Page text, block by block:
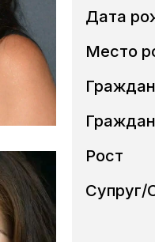
Дата
Место
Рост
Супруг/